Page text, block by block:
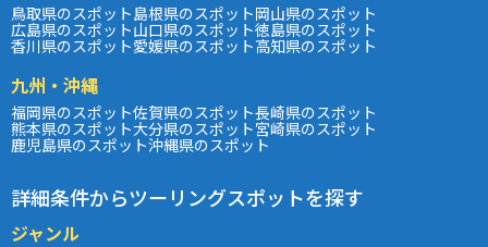
鳥取県のスポット島根県のスポット岡山県のスポット
広島県のスポット山口県のスポット徳島県のスポット
香川県のスポット愛媛県のスポット高知県のスポット
九州・沖縄
福岡県のスポット佐賀県のスポット長崎県のスポット
熊本県のスポット大分県のスポット宮崎県のスポット
鹿児島県のスポット沖縄県のスポット
詳細条件からツーリングスポットを探す
ジャンル